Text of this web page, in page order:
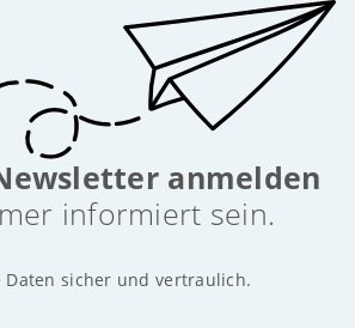
anmelden
informiert sein.
sicher und vertraulich.